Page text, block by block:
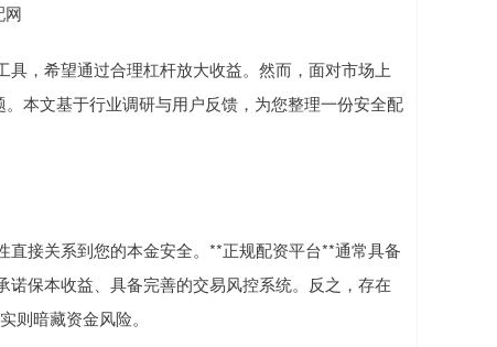
网
，希望通过合理杠杆放大收益。然而，面对市场上
本文基于行业调研与用户反馈，为您整理一份安全配
接关系到您的本金安全。**正规配资平台**通常具备
保本收益、具备完善的交易风控系统。反之，存在
则暗藏资金风险。